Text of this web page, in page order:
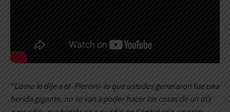
“Como le dije a el -Pieroni- lo que ustedes generaron fue una
herida gigante, no se van a poder hacer las cosas de un día